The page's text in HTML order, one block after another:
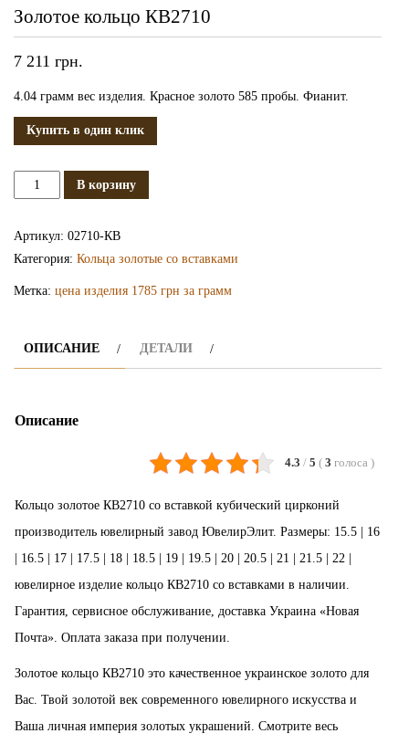
Золотое кольцо КВ2710
7 211 грн.
4.04 грамм вес изделия. Красное золото 585 пробы. Фианит.
Купить в один клик
КоличествоВ корзину
Артикул: 02710-КВ
Категория: Кольца золотые со вставками
Метка: цена изделия 1785 грн за грамм
ОПИСАНИЕ ДЕТАЛИ
Описание
4.3 / 5 ( 3 голоса )
Кольцо золотое КВ2710 со вставкой кубический цирконий
производитель ювелирный завод ЮвелирЭлит. Размеры: 15.5 | 16
| 16.5 | 17 | 17.5 | 18 | 18.5 | 19 | 19.5 | 20 | 20.5 | 21 | 21.5 | 22 |
ювелирное изделие кольцо КВ2710 со вставками в наличии.
Гарантия, сервисное обслуживание, доставка Украина «Новая
Почта». Оплата заказа при получении.
Золотое кольцо КВ2710 это качественное украинское золото для
Вас. Твой золотой век современного ювелирного искусства и
Ваша личная империя золотых украшений. Смотрите весь